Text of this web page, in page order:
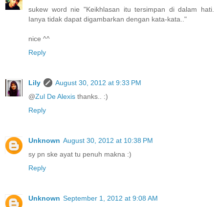
sukew word nie "Keikhlasan itu tersimpan di dalam hati.
Ianya tidak dapat digambarkan dengan kata-kata.."
nice ^^
Reply
Lily
August 30, 2012 at 9:33 PM
@Zul De Alexis thanks.. :)
Reply
Unknown August 30, 2012 at 10:38 PM
sy pn ske ayat tu penuh makna :)
Reply
Unknown September 1, 2012 at 9:08 AM